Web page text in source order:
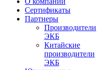
Сертификаты
Партнеры
Производители
ЭКБ
Китайские
производители
ЭКБ